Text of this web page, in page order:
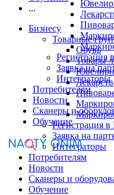
Заявка на
Интеграторы
Потребителям
Новости
Сканеры и
Обучение
...
Бизнесу
Товарные
Обувь
Товары
Регистрация
Заявка на
Интеграторы
Потребителям
Новости
Сканеры и
Обучение